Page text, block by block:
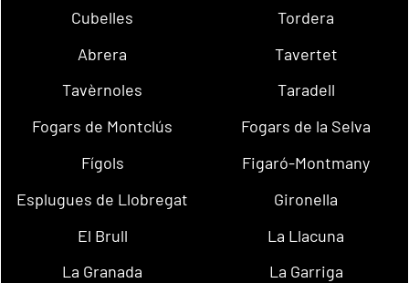
Cubelles
Tordera
Abrera
Tavertet
Tavèrnoles
Taradell
Fogars de Montclús
Fogars de la Selva
Fígols
Figaró-Montmany
Esplugues de Llobregat
Gironella
El Brull
La Llacuna
La Granada
La Garriga